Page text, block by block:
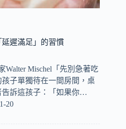
遲滿足」的習慣
Walter Mischel「先別急著吃
子單獨待在一間房間，桌
告訴這孩子：「如果你…
20